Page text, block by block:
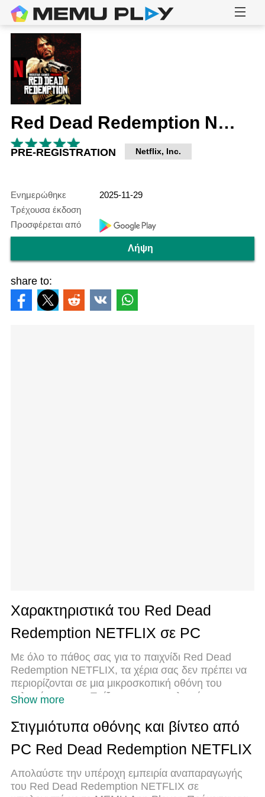
Red Dead Redemption NETFLIX
PRE-REGISTRATION Netflix, Inc.
Ενημερώθηκε
2025-11-29
Τρέχουσα έκδοση
Προσφέρεται από
Λήψη
share to:
Χαρακτηριστικά του Red Dead
Redemption NETFLIX σε PC
Με όλο το πάθος σας για το παιχνίδι Red Dead
Redemption NETFLIX, τα χέρια σας δεν πρέπει να
περιορίζονται σε μια μικροσκοπική οθόνη του
τηλεφώνου σας. Παίξτε σαν επαγγελματίας και
πληκτρολόγιο και ποντίκι. Το MEmu σας προσφέρει
όλα όσα περιμένετε. Κατεβάστε και παίξτε Red
Dead Redemption NETFLIX σε υπολογιστή. Παίξτε
δεδομένων κινητής τηλεφωνίας και ενοχλητικών
κλήσεων. Το ολοκαίνουργιο MEmu 9 είναι η
Show more
Στιγμιότυπα οθόνης και βίντεο από
PC Red Dead Redemption NETFLIX
Απολαύστε την υπέροχη εμπειρία αναπαραγωγής
του Red Dead Redemption NETFLIX σε